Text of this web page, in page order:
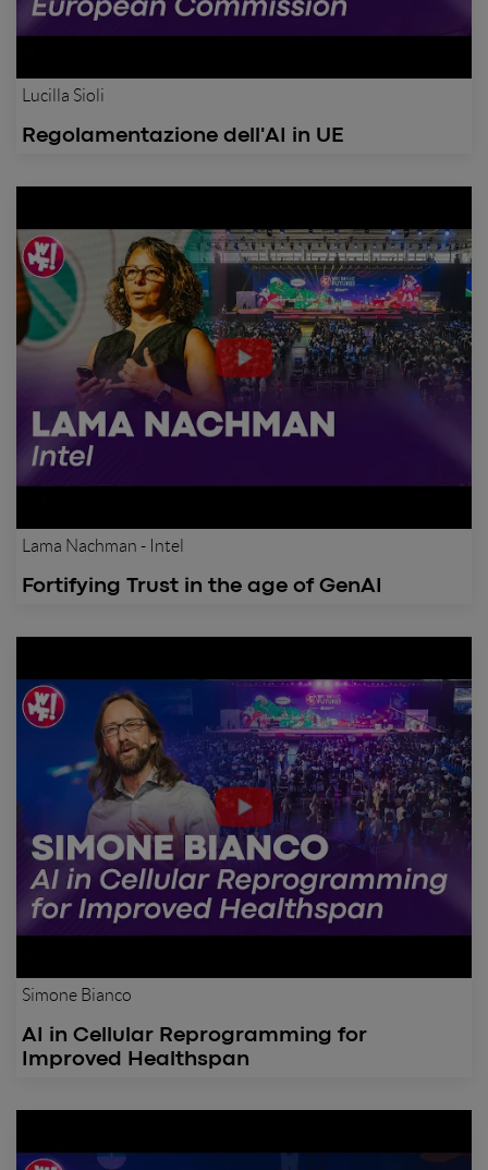
Lucilla Sioli
Regolamentazione dell'AI in UE
Lama Nachman - Intel
Fortifying Trust in the age of GenAI
Simone Bianco
AI in Cellular Reprogramming for
Improved Healthspan